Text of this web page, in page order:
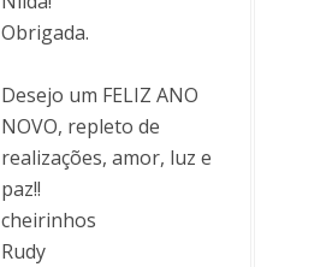
Obrigada.
Desejo um FELIZ ANO
NOVO, repleto de
realizações, amor, luz e
paz!!
cheirinhos
Rudy